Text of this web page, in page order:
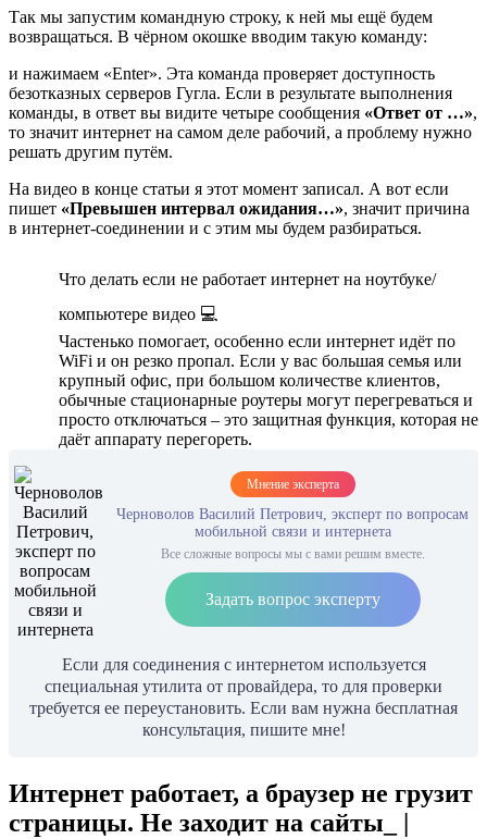
Так мы запустим командную строку, к ней мы ещё будем
возвращаться. В чёрном окошке вводим такую команду:
и нажимаем «Enter». Эта команда проверяет доступность
безотказных серверов Гугла. Если в результате выполнения
команды, в ответ вы видите четыре сообщения «Ответ от …»,
то значит интернет на самом деле рабочий, а проблему нужно
решать другим путём.
На видео в конце статьи я этот момент записал. А вот если
пишет «Превышен интервал ожидания…», значит причина
в интернет-соединении и с этим мы будем разбираться.
Что делать если не работает интернет на ноутбуке/
компьютере видео 💻
Частенько помогает, особенно если интернет идёт по
WiFi и он резко пропал. Если у вас большая семья или
крупный офис, при большом количестве клиентов,
обычные стационарные роутеры могут перегреваться и
просто отключаться – это защитная функция, которая не
даёт аппарату перегореть.
Мнение эксперта
Черноволов Василий Петрович, эксперт по вопросам
мобильной связи и интернета
Все сложные вопросы мы с вами решим вместе.
Задать вопрос эксперту
Если для соединения с интернетом используется
специальная утилита от провайдера, то для проверки
требуется ее переустановить. Если вам нужна бесплатная
консультация, пишите мне!
Интернет работает, а браузер не грузит
страницы. Не заходит на сайты_ |